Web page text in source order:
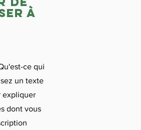
à
ce qui
un texte
expliquer
dont vous